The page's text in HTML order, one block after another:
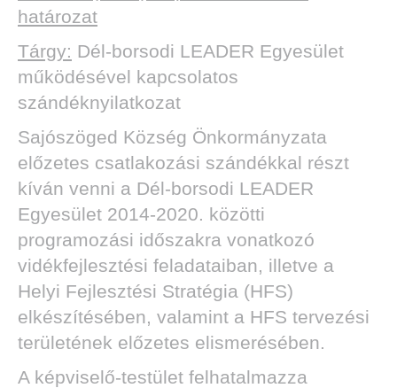
határozat
Tárgy: Dél-borsodi LEADER Egyesület
működésével kapcsolatos
szándéknyilatkozat
Sajószöged Község Önkormányzata
előzetes csatlakozási szándékkal részt
kíván venni a Dél-borsodi LEADER
Egyesület 2014-2020. közötti
programozási időszakra vonatkozó
vidékfejlesztési feladataiban, illetve a
Helyi Fejlesztési Stratégia (HFS)
elkészítésében, valamint a HFS tervezési
területének előzetes elismerésében.
A képviselő-testület felhatalmazza